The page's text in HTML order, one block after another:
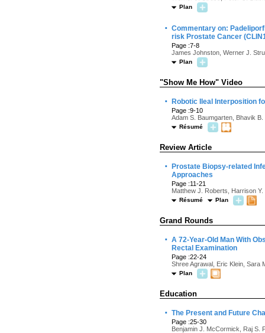
Plan
· Commentary on:
risk Prostate Cancer
Page :7-8
James Johnston, Werner J.
Plan
"Show Me How" Video
· Robotic Ileal Interposition
Page :9-10
Adam S. Baumgarten, Bhavik
Résumé
Review Article
·
Prostate Biopsy-related
Approaches
Page :11-21
Matthew J. Roberts, Harrison
Résumé Plan
Grand Rounds
· A 72-Year-Old Man With
Rectal Examination
Page :22-24
Shree Agrawal, Eric Klein, Sara
Plan
Education
· The Present and Future
Page :25-30
Benjamin J. McCormick, Raj S.